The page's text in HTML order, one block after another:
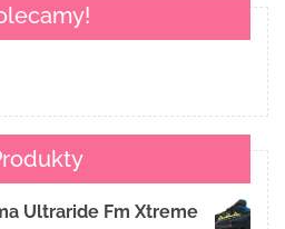
Ultraride Fm Xtreme